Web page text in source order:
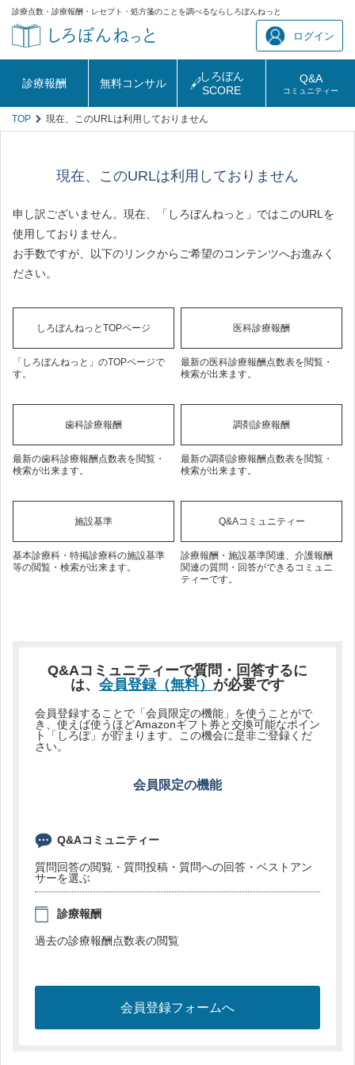
診療点数・診療報酬・レセプト・処方箋のことを調べるならしろぼんねっと
ログイン
診療報酬 無料コンサル
しろぼん
SCORE
Q&A
コミュニティー
TOP 現在、このURLは利用しておりません
現在、このURLは利用しておりません
申し訳ございません。現在、「しろぼんねっと」ではこのURLを
使用しておりません。
お手数ですが、以下のリンクからご希望のコンテンツへお進みく
ださい。
しろぼんねっとTOPページ
「しろぼんねっと」のTOPページで
す。
医科診療報酬
最新の医科診療報酬点数表を閲覧・
検索が出来ます。
歯科診療報酬
最新の歯科診療報酬点数表を閲覧・
検索が出来ます。
調剤診療報酬
最新の調剤診療報酬点数表を閲覧・
検索が出来ます。
施設基準
基本診療科・特掲診療科の施設基準
等の閲覧・検索が出来ます。
Q&Aコミュニティー
診療報酬・施設基準関連、介護報酬
関連の質問・回答ができるコミュニ
ティーです。
Q&Aコミュニティーで質問・回答するに
は、 会員登録（無料） が必要です
会員登録することで「会員限定の機能」を使うことがで
き、使えば使うほどAmazonギフト券と交換可能なポイン
ト「しろぽ」が貯まります。この機会に是非ご登録くだ
さい。
会員限定の機能
Q&Aコミュニティー
質問回答の閲覧・質問投稿・質問への回答・ベストアン
サーを選ぶ
診療報酬
過去の診療報酬点数表の閲覧
会員登録フォームへ